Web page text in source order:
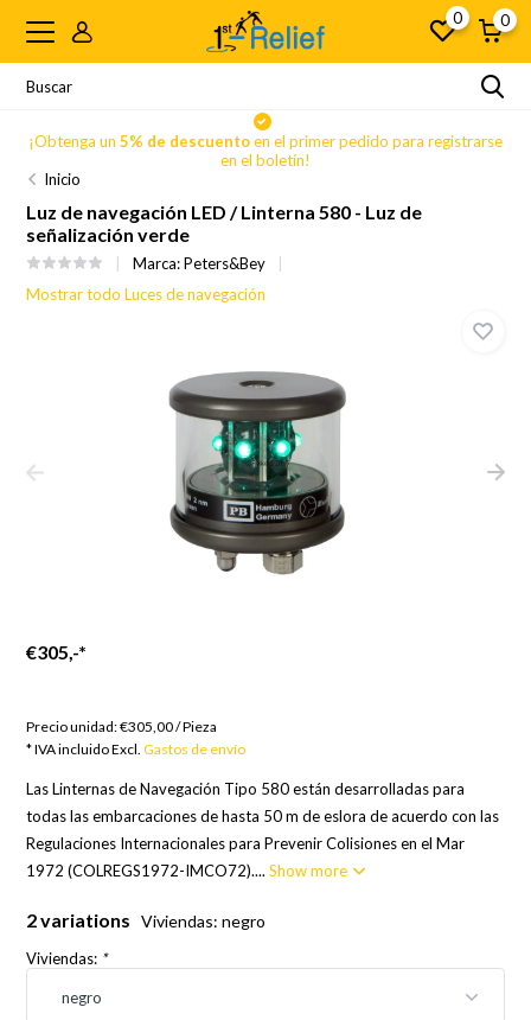
0 0
¡Obtenga un 5% de descuentoen el primer pedido para registrarse
en el boletín!
Inicio
Luz de navegación LED / Linterna 580 - Luz de
señalización verde
Marca:Peters&Bey
Mostrar todo Luces de navegación
€305,-*
Precio unidad:€305,00/Pieza
* IVA incluido Excl.Gastos de envío
Las Linternas de Navegación Tipo 580 están desarrolladas para
todas las embarcaciones de hasta 50 m de eslora de acuerdo con las
Regulaciones Internacionales para Prevenir Colisiones en el Mar
1972 (COLREGS1972-IMCO72)....Show more
2 variations Viviendas: negro
Viviendas: *